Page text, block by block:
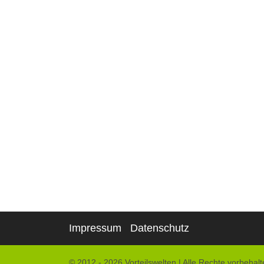
Impressum Datenschutz